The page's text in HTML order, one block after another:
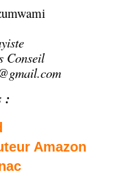
Conseil
:
Amazon